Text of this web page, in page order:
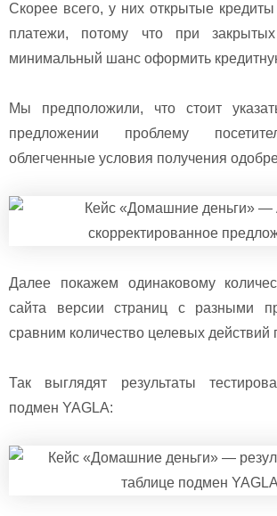
Скорее всего, у них открытые
платежи, потому что при
минимальный шанс оформить
Мы предположили, что стоит
предложении проблему
облегченные условия получения
Далее покажем одинаковому
сайта версии страниц с разными
сравним количество целевых действий
Так выглядят результаты
подмен YAGLA: